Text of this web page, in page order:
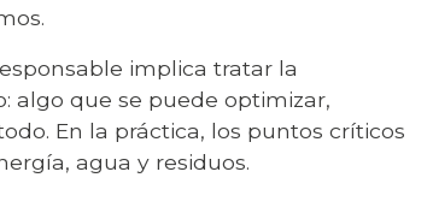
implica tratar la
algo que se puede optimizar,
En la práctica, los puntos críticos
agua y residuos.